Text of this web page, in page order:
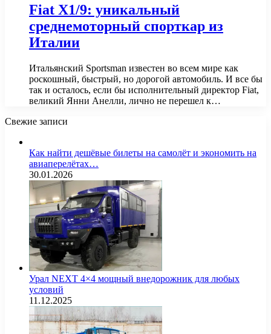
Fiat X1/9: уникальный
среднемоторный спорткар из
Италии
Итальянский Sportsman известен во всем мире как
роскошный, быстрый, но дорогой автомобиль. И все бы
так и осталось, если бы исполнительный директор Fiat,
великий Янни Анелли, лично не перешел к…
Свежие записи
Как найти дешёвые билеты на самолёт и экономить на
авиаперелётах…
30.01.2026
Урал NEXT 4×4 мощный внедорожник для любых
условий
11.12.2025